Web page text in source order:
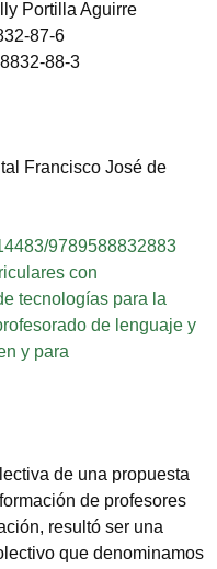
Portilla Aguirre
87-6
88-3
Francisco José de
9789588832883
con
tecnologías para la
de lenguaje y
y para
de una propuesta
de profesores
resultó ser una
que denominamos